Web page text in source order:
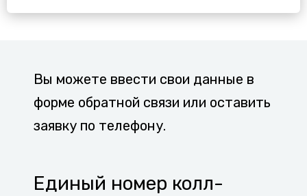
Вы можете ввести свои данные в
форме обратной связи или оставить
заявку по телефону.
Единый номер колл-